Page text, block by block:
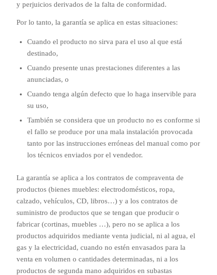
y perjuicios derivados de la falta de conformidad.
Por lo tanto, la garantía se aplica en estas situaciones:
Cuando el producto no sirva para el uso al que está
destinado,
Cuando presente unas prestaciones diferentes a las
anunciadas, o
Cuando tenga algún defecto que lo haga inservible para
su uso,
También se considera que un producto no es conforme si
el fallo se produce por una mala instalación provocada
tanto por las instrucciones erróneas del manual como por
los técnicos enviados por el vendedor.
La garantía se aplica a los contratos de compraventa de
productos (bienes muebles: electrodomésticos, ropa,
calzado, vehículos, CD, libros…) y a los contratos de
suministro de productos que se tengan que producir o
fabricar (cortinas, muebles …), pero no se aplica a los
productos adquiridos mediante venta judicial, ni al agua, el
gas y la electricidad, cuando no estén envasados para la
venta en volumen o cantidades determinadas, ni a los
productos de segunda mano adquiridos en subastas